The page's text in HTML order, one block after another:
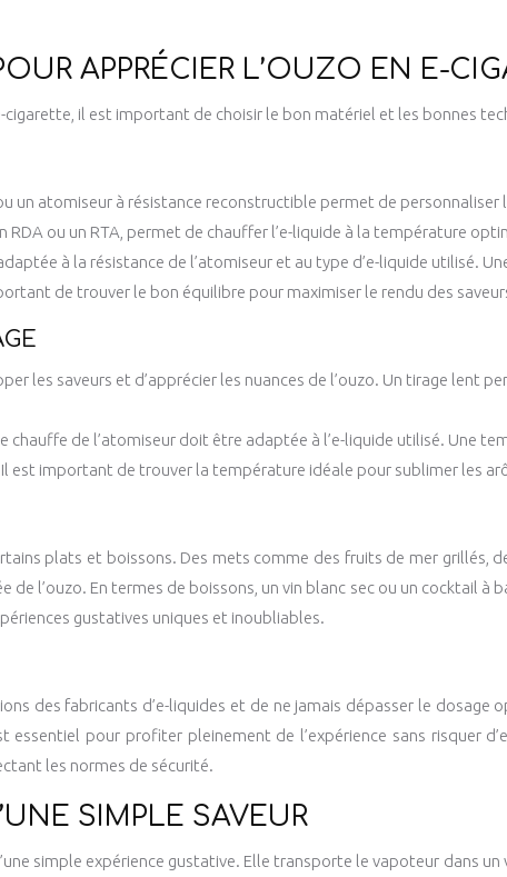
APPRÉCIER L’OUZO EN E-
il est important de choisir le bon matériel et les bonnes
un atomiseur à résistance reconstructible permet de
RDA ou un RTA, permet de chauffer l’e-liquide à la température
à la résistance de l’atomiseur et au type d’e-liquide utilisé.
de trouver le bon équilibre pour maximiser le rendu des
les saveurs et d’apprécier les nuances de l’ouzo. Un tirage lent
chauffe de l’atomiseur doit être adaptée à l’e-liquide utilisé. Une
est important de trouver la température idéale pour sublimer les
plats et boissons. Des mets comme des fruits de mer grillés,
de l’ouzo. En termes de boissons, un vin blanc sec ou un cocktail
gustatives uniques et inoubliables.
des fabricants d’e-liquides et de ne jamais dépasser le
essentiel pour profiter pleinement de l’expérience sans risquer
les normes de sécurité.
SIMPLE SAVEUR
simple expérience gustative. Elle transporte le vapoteur dans